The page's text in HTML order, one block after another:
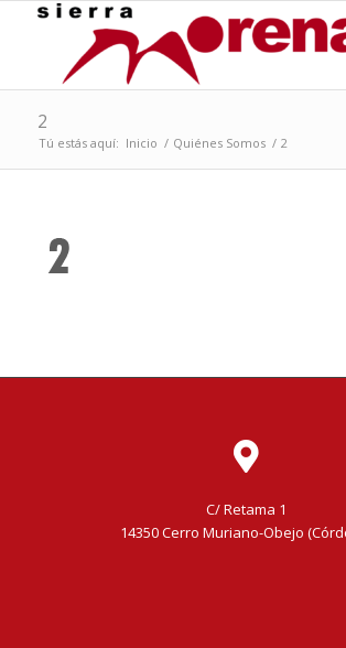
2
Tú estás aquí: Inicio / Quiénes Somos / 2
C/ Retama 1
14350 Cerro Muriano-Obejo